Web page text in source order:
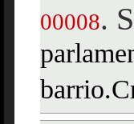
00008.